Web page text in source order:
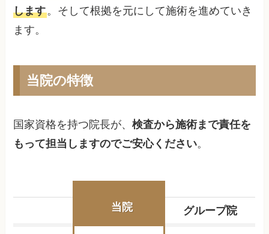
します。そして根拠を元にして施術を進めていき
ます。
当院の特徴
国家資格を持つ院長が、検査から施術まで責任を
もって担当しますのでご安心ください。
当院 グループ院